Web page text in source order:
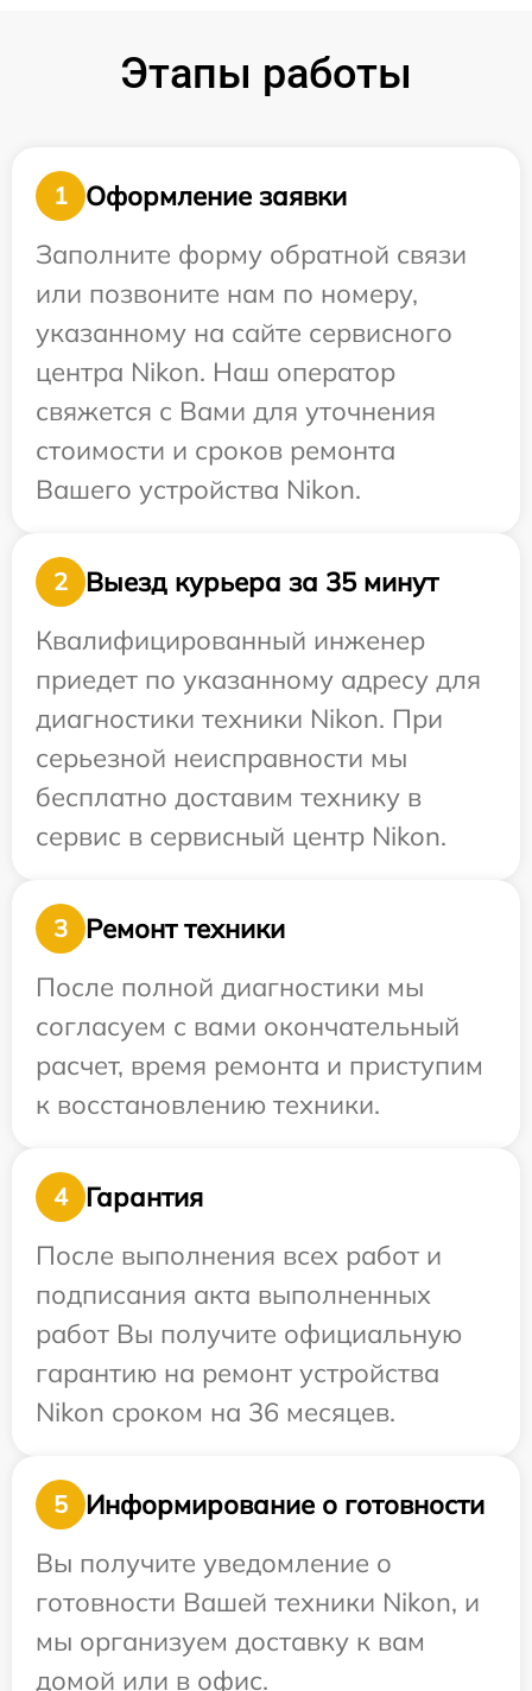
Этапы работы
1
Оформление заявки
Заполните форму обратной связи
или позвоните нам по номеру,
указанному на сайте сервисного
центра Nikon. Наш оператор
свяжется с Вами для уточнения
стоимости и сроков ремонта
Вашего устройства Nikon.
2
Выезд курьера за 35 минут
Квалифицированный инженер
приедет по указанному адресу для
диагностики техники Nikon. При
серьезной неисправности мы
бесплатно доставим технику в
сервис в сервисный центр Nikon.
3
Ремонт техники
После полной диагностики мы
согласуем с вами окончательный
расчет, время ремонта и приступим
к восстановлению техники.
4
Гарантия
После выполнения всех работ и
подписания акта выполненных
работ Вы получите официальную
гарантию на ремонт устройства
Nikon сроком на 36 месяцев.
5
Информирование о готовности
Вы получите уведомление о
готовности Вашей техники Nikon, и
мы организуем доставку к вам
домой или в офис.